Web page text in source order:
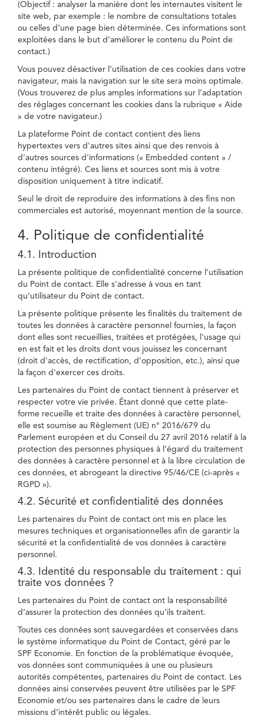
(Objectif : analyser la manière dont les internautes visitent le
site web, par exemple : le nombre de consultations totales
ou celles d’une page bien déterminée. Ces informations sont
exploitées dans le but d’améliorer le contenu du Point de
contact.)
Vous pouvez désactiver l’utilisation de ces cookies dans votre
navigateur, mais la navigation sur le site sera moins optimale.
(Vous trouverez de plus amples informations sur l’adaptation
des réglages concernant les cookies dans la rubrique « Aide
» de votre navigateur.)
La plateforme Point de contact contient des liens
hypertextes vers d'autres sites ainsi que des renvois à
d'autres sources d'informations (« Embedded content » /
contenu intégré). Ces liens et sources sont mis à votre
disposition uniquement à titre indicatif.
Seul le droit de reproduire des informations à des fins non
commerciales est autorisé, moyennant mention de la source.
4. Politique de confidentialité
4.1. Introduction
La présente politique de confidentialité concerne l’utilisation
du Point de contact. Elle s'adresse à vous en tant
qu’utilisateur du Point de contact.
La présente politique présente les finalités du traitement de
toutes les données à caractère personnel fournies, la façon
dont elles sont recueillies, traitées et protégées, l'usage qui
en est fait et les droits dont vous jouissez les concernant
(droit d'accès, de rectification, d’opposition, etc.), ainsi que
la façon d'exercer ces droits.
Les partenaires du Point de contact tiennent à préserver et
respecter votre vie privée. Étant donné que cette plate-
forme recueille et traite des données à caractère personnel,
elle est soumise au Règlement (UE) n° 2016/679 du
Parlement européen et du Conseil du 27 avril 2016 relatif à la
protection des personnes physiques à l’égard du traitement
des données à caractère personnel et à la libre circulation de
ces données, et abrogeant la directive 95/46/CE (ci-après «
RGPD »).
4.2. Sécurité et confidentialité des données
Les partenaires du Point de contact ont mis en place les
mesures techniques et organisationnelles afin de garantir la
sécurité et la confidentialité de vos données à caractère
personnel.
4.3. Identité du responsable du traitement : qui
traite vos données ?
Les partenaires du Point de contact ont la responsabilité
d’assurer la protection des données qu’ils traitent.
Toutes ces données sont sauvegardées et conservées dans
le système informatique du Point de Contact, géré par le
SPF Economie. En fonction de la problématique évoquée,
vos données sont communiquées à une ou plusieurs
autorités compétentes, partenaires du Point de contact. Les
données ainsi conservées peuvent être utilisées par le SPF
Economie et/ou ses partenaires dans le cadre de leurs
missions d’intérêt public ou légales.